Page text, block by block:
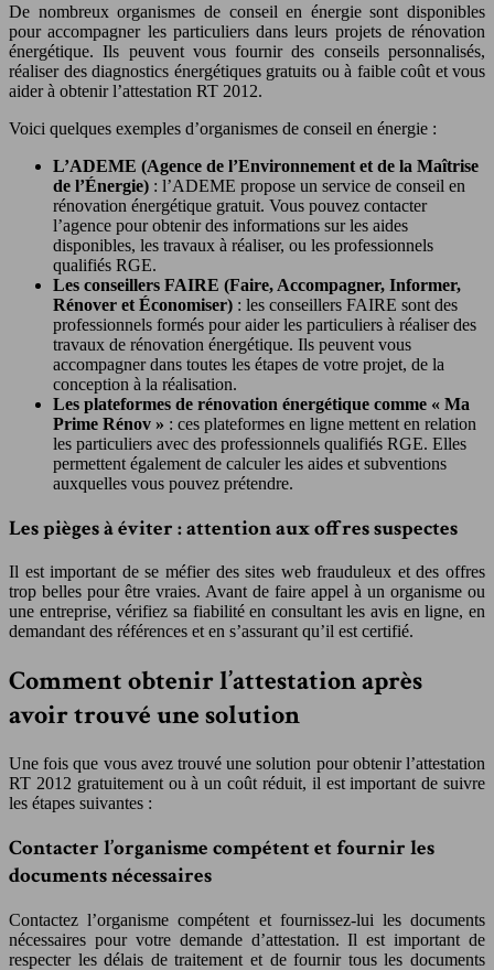
De nombreux organismes de conseil en énergie sont disponibles
pour accompagner les particuliers dans leurs projets de rénovation
énergétique. Ils peuvent vous fournir des conseils personnalisés,
réaliser des diagnostics énergétiques gratuits ou à faible coût et vous
aider à obtenir l’attestation RT 2012.
Voici quelques exemples d’organismes de conseil en énergie :
L’ADEME (Agence de l’Environnement et de la Maîtrise
de l’Énergie) : l’ADEME propose un service de conseil en
rénovation énergétique gratuit. Vous pouvez contacter
l’agence pour obtenir des informations sur les aides
disponibles, les travaux à réaliser, ou les professionnels
qualifiés RGE.
Les conseillers FAIRE (Faire, Accompagner, Informer,
Rénover et Économiser) : les conseillers FAIRE sont des
professionnels formés pour aider les particuliers à réaliser des
travaux de rénovation énergétique. Ils peuvent vous
accompagner dans toutes les étapes de votre projet, de la
conception à la réalisation.
Les plateformes de rénovation énergétique comme « Ma
Prime Rénov » : ces plateformes en ligne mettent en relation
les particuliers avec des professionnels qualifiés RGE. Elles
permettent également de calculer les aides et subventions
auxquelles vous pouvez prétendre.
Les pièges à éviter : attention aux offres suspectes
Il est important de se méfier des sites web frauduleux et des offres
trop belles pour être vraies. Avant de faire appel à un organisme ou
une entreprise, vérifiez sa fiabilité en consultant les avis en ligne, en
demandant des références et en s’assurant qu’il est certifié.
Comment obtenir l’attestation après
avoir trouvé une solution
Une fois que vous avez trouvé une solution pour obtenir l’attestation
RT 2012 gratuitement ou à un coût réduit, il est important de suivre
les étapes suivantes :
Contacter l’organisme compétent et fournir les
documents nécessaires
Contactez l’organisme compétent et fournissez-lui les documents
nécessaires pour votre demande d’attestation. Il est important de
respecter les délais de traitement et de fournir tous les documents